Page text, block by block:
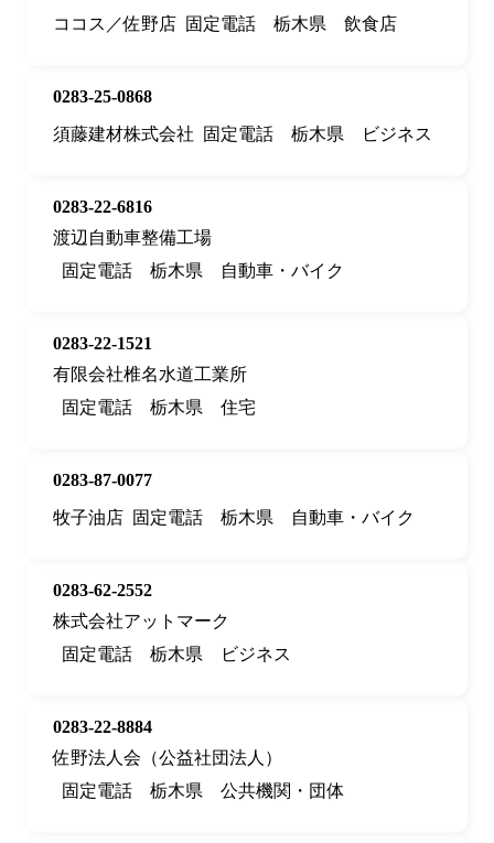
ココス／佐野店 固定電話 栃木県 飲食店
0283-25-0868
須藤建材株式会社
固定電話 栃木県 ビジネス
0283-22-6816
渡辺自動車整備工場
固定電話
栃木県 自動車・バイク
0283-22-1521
有限会社椎名水道工業所
固定電話
栃木県 住宅
0283-87-0077
牧子油店 固定電話 栃木県 自動車・バイク
0283-62-2552
株式会社アットマーク
固定電話
栃木県 ビジネス
0283-22-8884
佐野法人会（公益社団法人）
固定電話
栃木県 公共機関・団体